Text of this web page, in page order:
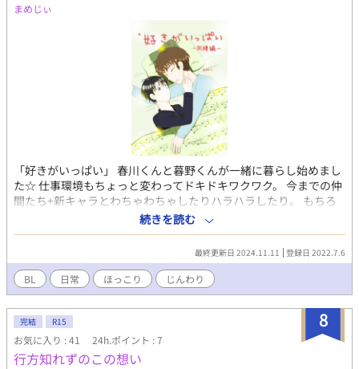
まめじぃ
「好きがいっぱい」 春川くんと暮野くんが一緒に暮らし始めまし
た☆ 仕事環境もちょっと変わってドキドキワクワク。 今までの仲
間たち+新キャラとわちゃわちゃしたりハラハラしたり。 もちろ
んイチャラブもパワーアップの新生活スタートです！ （R要素は
控えめ予定です。強めのものは本編「好きがいっぱい」に載せる
続きを読む
最終更新日 2024.11.11 登録日 2022.7.6
BL 日常 ほっこり じんわり
8
完結 R15
お気に入り : 41 24h.ポイント : 7
行方知れずのこの想い